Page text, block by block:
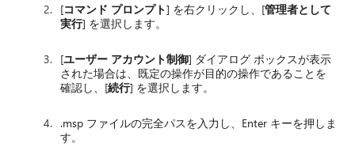
[コマンド プロンプト] を右クリックし、[管理者として
実行] を選択します。
[ユーザー アカウント制御] ダイアログ ボックスが表示
された場合は、既定の操作が目的の操作であることを
確認し、[続行] を選択します。
.msp ファイルの完全パスを入力し、Enter キーを押しま
す。